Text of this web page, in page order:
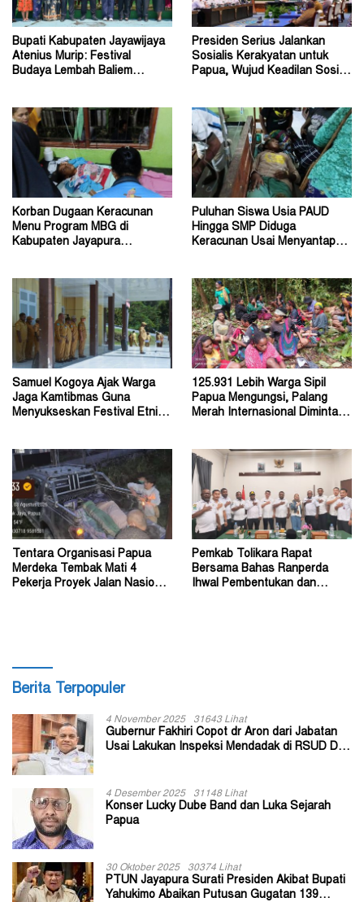
Bupati Kabupaten Jayawijaya
Atenius Murip: Festival
Budaya Lembah Baliem
Presiden Serius Jalankan
Sosialis Kerakyatan untuk
Papua, Wujud Keadilan Sosial
Korban Dugaan Keracunan
Menu Program MBG di
Kabupaten Jayapura
Puluhan Siswa Usia PAUD
Hingga SMP Diduga
Keracunan Usai Menyantap
Samuel Kogoya Ajak Warga
Jaga Kamtibmas Guna
Menyukseskan Festival Etnik
125.931 Lebih Warga Sipil
Papua Mengungsi, Palang
Merah Internasional Diminta
Tentara Organisasi Papua
Merdeka Tembak Mati 4
Pekerja Proyek Jalan Nasional
Pemkab Tolikara Rapat
Bersama Bahas Ranperda
Ihwal Pembentukan dan
Berita Terpopuler
4 November 2025 31643 Lihat
Gubernur Fakhiri Copot dr Aron dari Jabatan
Usai Lakukan Inspeksi Mendadak di RSUD Dok
4 Desember 2025 31148 Lihat
Konser Lucky Dube Band dan Luka Sejarah
Papua
30 Oktober 2025 30374 Lihat
PTUN Jayapura Surati Presiden Akibat Bupati
Yahukimo Abaikan Putusan Gugatan 139